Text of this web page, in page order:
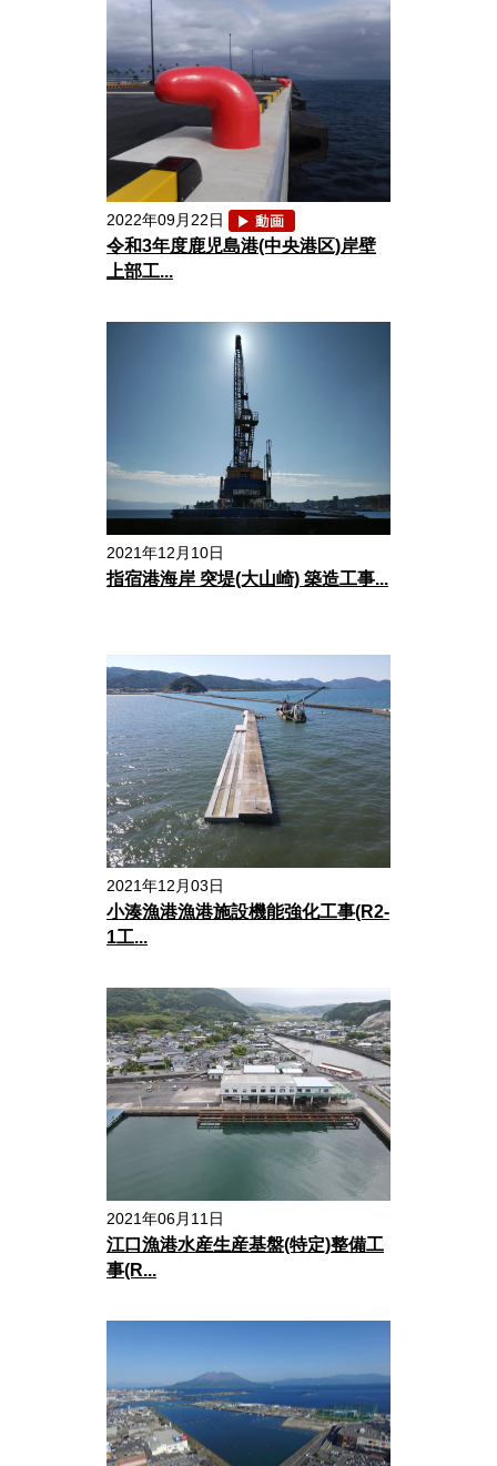
2022年09月22日
令和3年度鹿児島港(中央港区)岸壁
上部工...
2021年12月10日
指宿港海岸 突堤(大山崎) 築造工事...
2021年12月03日
小湊漁港漁港施設機能強化工事(R2-
1工...
2021年06月11日
江口漁港水産生産基盤(特定)整備工
事(R...